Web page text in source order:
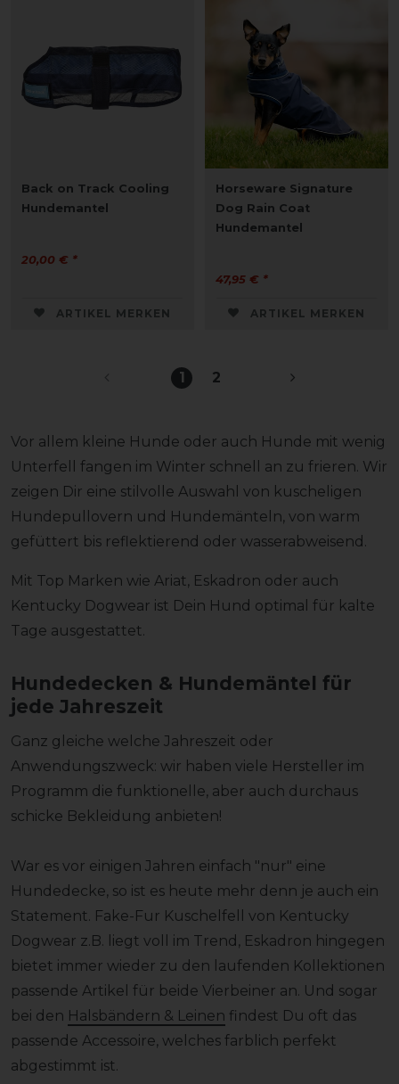
Back on Track Cooling
Hundemantel
20,00 € *
ARTIKEL MERKEN
Horseware Signature
Dog Rain Coat
Hundemantel
47,95 € *
ARTIKEL MERKEN
1 2
Vor allem kleine Hunde oder auch Hunde mit wenig
Unterfell fangen im Winter schnell an zu frieren. Wir
zeigen Dir eine stilvolle Auswahl von kuscheligen
Hundepullovern und Hundemänteln, von warm
gefüttert bis reflektierend oder wasserabweisend.
Mit Top Marken wie Ariat, Eskadron oder auch
Kentucky Dogwear ist Dein Hund optimal für kalte
Tage ausgestattet.
Hundedecken & Hundemäntel für
jede Jahreszeit
Ganz gleiche welche Jahreszeit oder
Anwendungszweck: wir haben viele Hersteller im
Programm die funktionelle, aber auch durchaus
schicke Bekleidung anbieten!
War es vor einigen Jahren einfach "nur" eine
Hundedecke, so ist es heute mehr denn je auch ein
Statement. Fake-Fur Kuschelfell von Kentucky
Dogwear z.B. liegt voll im Trend, Eskadron hingegen
bietet immer wieder zu den laufenden Kollektionen
passende Artikel für beide Vierbeiner an. Und sogar
bei den Halsbändern & Leinen findest Du oft das
passende Accessoire, welches farblich perfekt
abgestimmt ist.